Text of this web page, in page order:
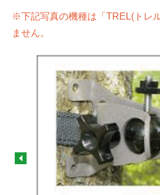
※下記写真の機種は「TREL(トレ
ません。